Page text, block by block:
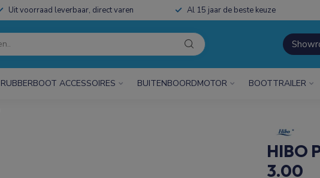
Uit voorraad leverbaar, direct varen Al 15 jaar de beste keuze
RUBBERBOOT ACCESSOIRES BUITENBOORDMOTOR BOOTTRAILER
HIBO
3.00